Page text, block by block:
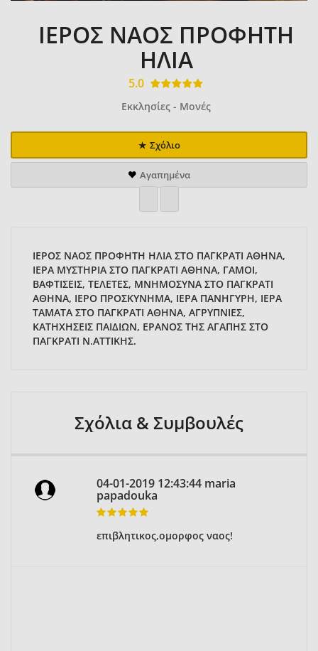
ΙΕΡΟΣ ΝΑΟΣ ΠΡΟΦΗΤΗ
ΗΛΙΑ
5.0
Εκκλησίες - Μονές
Σχόλιο
Αγαπημένα
ΙΕΡΟΣ ΝΑΟΣ ΠΡΟΦΗΤΗ ΗΛΙΑ ΣΤΟ ΠΑΓΚΡΑΤΙ ΑΘΗΝΑ,
ΙΕΡΑ ΜΥΣΤΗΡΙΑ ΣΤΟ ΠΑΓΚΡΑΤΙ ΑΘΗΝΑ, ΓΑΜΟΙ,
ΒΑΦΤΙΣΕΙΣ, ΤΕΛΕΤΕΣ, ΜΝΗΜΟΣΥΝΑ ΣΤΟ ΠΑΓΚΡΑΤΙ
ΑΘΗΝΑ, ΙΕΡΟ ΠΡΟΣΚΥΝΗΜΑ, ΙΕΡΑ ΠΑΝΗΓΥΡΗ, ΙΕΡΑ
ΤΑΜΑΤΑ ΣΤΟ ΠΑΓΚΡΑΤΙ ΑΘΗΝΑ, ΑΓΡΥΠΝΙΕΣ,
ΚΑΤΗΧΗΣΕΙΣ ΠΑΙΔΙΩΝ, ΕΡΑΝΟΣ ΤΗΣ ΑΓΑΠΗΣ ΣΤΟ
ΠΑΓΚΡΑΤΙ Ν.ΑΤΤΙΚΗΣ.
Σχόλια & Συμβουλές
04-01-2019 12:43:44 maria
papadouka
επιβλητικος,ομορφος ναος!